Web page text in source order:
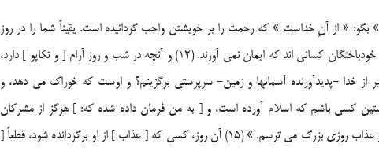
« از آنِ خداست » که رحمت را بر خويشتن واجب گردانيده است. يقيناً شما را در روز
قيامت-که در آن هيچ شکي نيست- گِرد خواهد آورد. خودباختگان کساني اند که ايمان نمي آورند. (12) و آنچه در شب و روز آرام [ و تکاپو ] دارد،
داناست. (13) بگو: « آيا غير از خدا -پديدآورنده آسمانها و زمين- سرپرستي برگزينم؟ و اوست که خوراک مي دهد، و
کسي باشم که اسلام آورده است، و [ به من فرمان داده شده که: ] هرگز از مشرکان
مباش. » (14) بگو: « اگر به پروردگارم عصيان ورزم از عذاب روزي بزرگ مي ترسم. » (15) آن روز، کسي که [ عذاب ] از او برگردانده شود، قطعاً [